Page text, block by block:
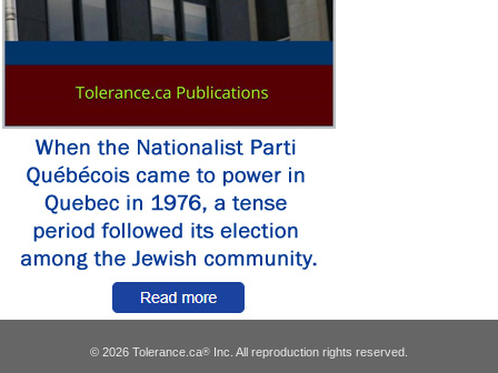
© 2026 Tolerance.ca® Inc. All reproduction rights reserved.